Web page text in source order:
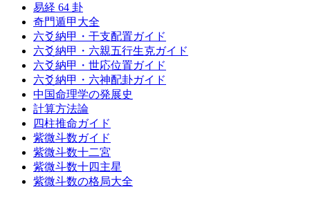
易経 64 卦
奇門遁甲大全
六爻納甲・干支配置ガイド
六爻納甲・六親五行生克ガイド
六爻納甲・世応位置ガイド
六爻納甲・六神配卦ガイド
中国命理学の発展史
計算方法論
四柱推命ガイド
紫微斗数ガイド
紫微斗数十二宮
紫微斗数十四主星
紫微斗数の格局大全